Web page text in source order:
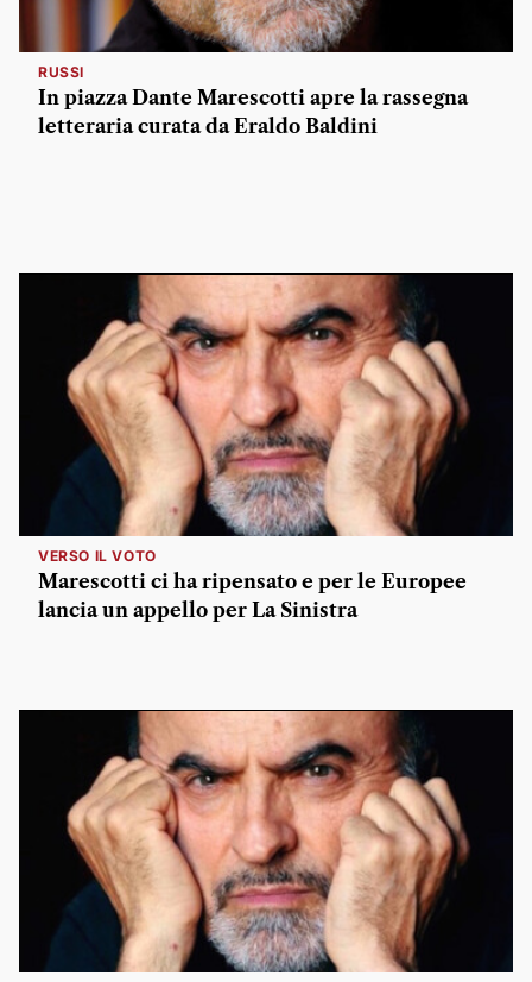
RUSSI
In piazza Dante Marescotti apre la rassegna
letteraria curata da Eraldo Baldini
VERSO IL VOTO
Marescotti ci ha ripensato e per le Europee
lancia un appello per La Sinistra